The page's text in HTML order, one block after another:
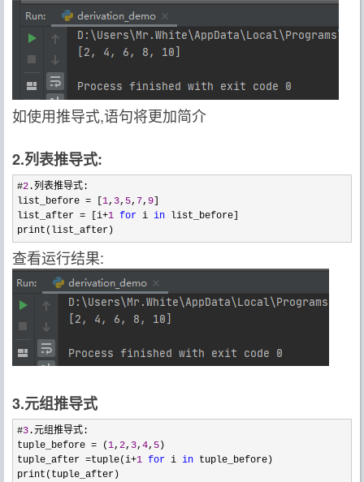
如使用推导式,语句将更加简介
2.列表推导式:
#2 .列表推导式:
list_before = [ 1, 3, 5, 7, 9
list_after = [i+1 for i in list_before]
print(list_after)
查看运行结果:
3.元组推导式
#3 .元组推导式:
tuple_before = (1, 2, 3, 4, 5 )
tuple_after =tuple(i+1 for i in tuple_before)
print(tuple_after)